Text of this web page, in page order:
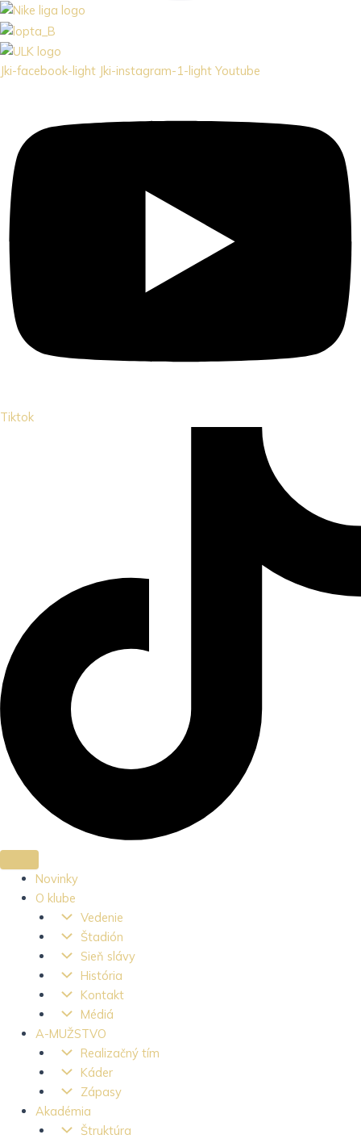
Jki-facebook-light Jki-instagram-1-light Youtube
Tiktok
Novinky
O klube
Vedenie
Štadión
Sieň slávy
História
Kontakt
Médiá
A-MUŽSTVO
Realizačný tím
Káder
Zápasy
Akadémia
Štruktúra